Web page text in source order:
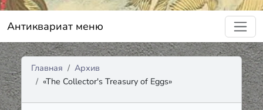
Антиквариат меню
Главная
Архив
«The Collector's Treasury of Eggs»